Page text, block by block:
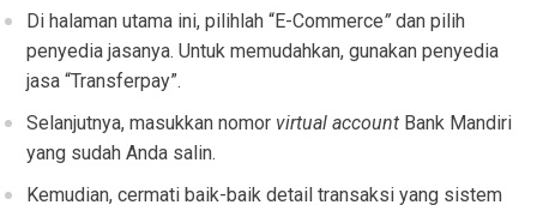
Di halaman utama ini, pilihlah “E-Commerce” dan pilih
penyedia jasanya. Untuk memudahkan, gunakan penyedia
jasa “Transferpay”.
Selanjutnya, masukkan nomor virtual account Bank Mandiri
yang sudah Anda salin.
Kemudian, cermati baik-baik detail transaksi yang sistem